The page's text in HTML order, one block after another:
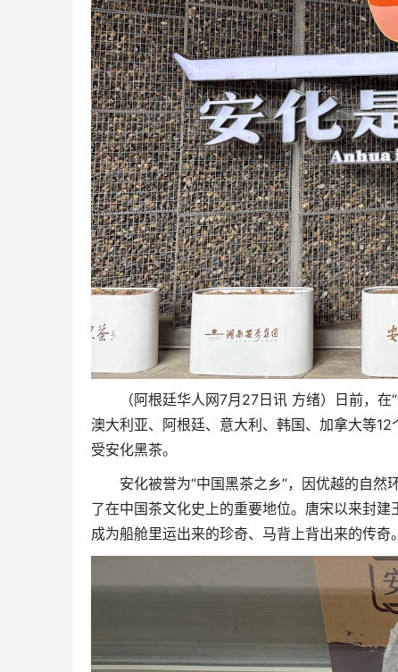
（阿根廷华人网7月27日讯 方绪）日前，在“
澳大利 亚、阿根廷、意大利、 韩国、加拿大等12
受安化黑茶。
安化被誉为“中国黑茶之乡”，因优越的自
了在中国茶文化史上的重要地位。唐宋以来封
成为船舱里运出来的珍奇、马背上背出来的传奇。